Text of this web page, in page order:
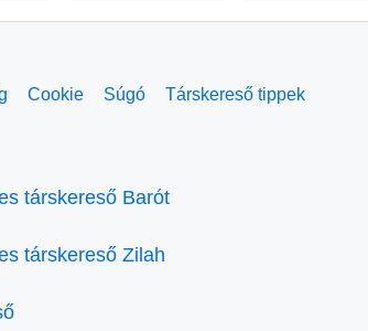
Cookie Súgó Társkereső tippek
társkereső Barót
társkereső Zilah